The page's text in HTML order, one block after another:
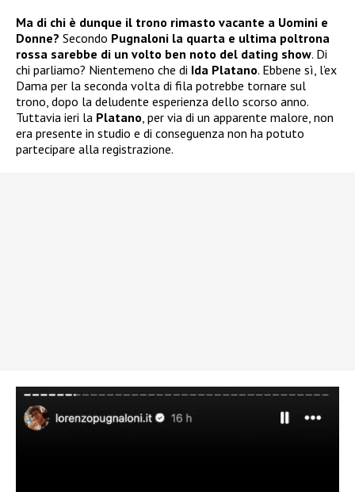
Ma di chi è dunque il trono rimasto vacante a Uomini e
Donne? Secondo Pugnaloni la quarta e ultima poltrona
rossa sarebbe di un volto ben noto del dating show. Di
chi parliamo? Nientemeno che di Ida Platano. Ebbene sì, l’ex
Dama per la seconda volta di fila potrebbe tornare sul
trono, dopo la deludente esperienza dello scorso anno.
Tuttavia ieri la Platano, per via di un apparente malore, non
era presente in studio e di conseguenza non ha potuto
partecipare alla registrazione.